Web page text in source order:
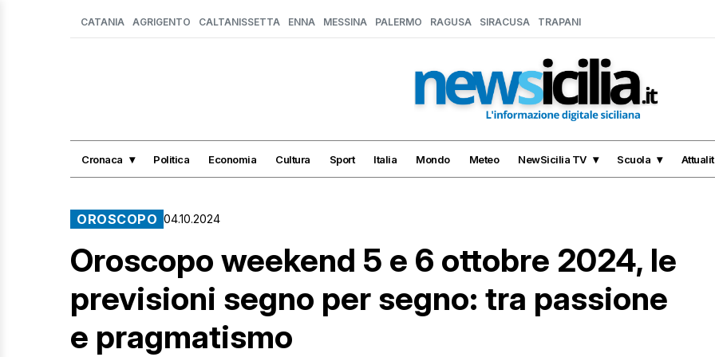
CATANIA AGRIGENTO CALTANISSETTA ENNA MESSINA PALERMO RAGUSA SIRACUSA TRAPANI
Cronaca Politica Economia Cultura Sport Italia Mondo Meteo NewSicilia TV Scuola
OROSCOPO 04.10.2024
Oroscopo weekend 5 e 6 ottobre 2024, le
previsioni segno per segno: tra passione
e pragmatismo